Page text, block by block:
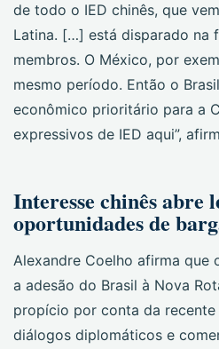
de todo o IED chinês, que
Latina. […] está disparado na
membros. O México, por
mesmo período. Então o
econômico prioritário para a
expressivos de IED aqui”,
Interesse chinês abre
oportunidades de
Alexandre Coelho afirma que
a adesão do Brasil à Nova
propício por conta da
diálogos diplomáticos e